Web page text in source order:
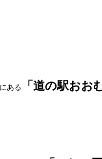
ある
「道の駅おお